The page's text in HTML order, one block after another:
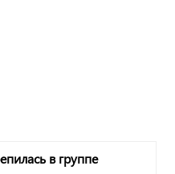
в группе